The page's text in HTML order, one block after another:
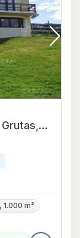
1.000 m²